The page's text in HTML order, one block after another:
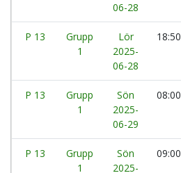
06-28
P 13
Grupp
1
Lör
2025-
06-28
18:50
P 13
Grupp
1
Sön
2025-
06-29
08:00
P 13
Grupp
1
Sön
2025-
09:00